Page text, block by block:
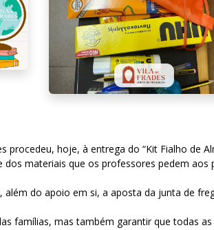
procedeu, hoje, à entrega do “Kit Fialho de
materiais que os professores pedem
além do apoio em si, a aposta da junta de
famílias, mas também garantir que todas